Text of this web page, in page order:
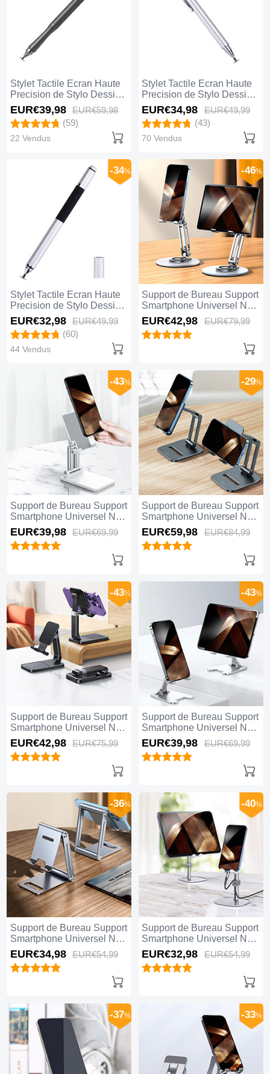
Stylet Tactile Ecran Haute
Precision de Stylo Dessin
Universel P13 Noir
EUR€39,98 EUR€59,98
(59)
22 Vendus
Stylet Tactile Ecran Haute
Precision de Stylo Dessin
Universel P12 Argent
EUR€34,98 EUR€49,99
(43)
70 Vendus
Stylet Tactile Ecran Haute
Precision de Stylo Dessin
Universel P11 Argent
-34%
EUR€32,98 EUR€49,99
(60)
44 Vendus
Support de Bureau Support
Smartphone Universel N27
Argent
-46%
EUR€42,98 EUR€79,99
Support de Bureau Support
Smartphone Universel N26
Blanc
-43%
EUR€39,98 EUR€69,99
Support de Bureau Support
Smartphone Universel N25
Noir
-29%
EUR€59,98 EUR€84,99
Support de Bureau Support
Smartphone Universel N24
Noir
-43%
EUR€42,98 EUR€75,99
Support de Bureau Support
Smartphone Universel N23
Argent
-43%
EUR€39,98 EUR€69,99
Support de Bureau Support
Smartphone Universel N22
Argent
-36%
EUR€34,98 EUR€54,99
Support de Bureau Support
Smartphone Universel N21
Blanc
-40%
EUR€32,98 EUR€54,99
-37% -33%